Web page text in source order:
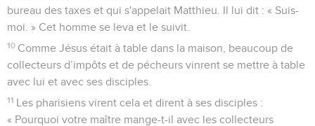
bureau des taxes et qui s'appelait Matthieu. Il lui dit : « Suis-
moi. » Cet homme se leva et le suivit.
10 Comme Jésus était à table dans la maison, beaucoup de
collecteurs d’impôts et de pécheurs vinrent se mettre à table
avec lui et avec ses disciples.
11 Les pharisiens virent cela et dirent à ses disciples :
« Pourquoi votre maître mange-t-il avec les collecteurs